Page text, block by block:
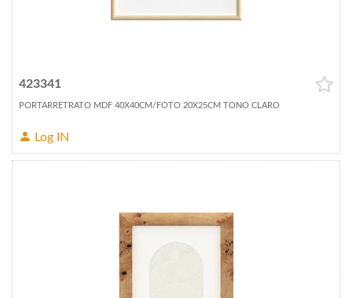
423341
PORTARRETRATO MDF 40X40CM/FOTO 20X25CM TONO CLARO
Log IN